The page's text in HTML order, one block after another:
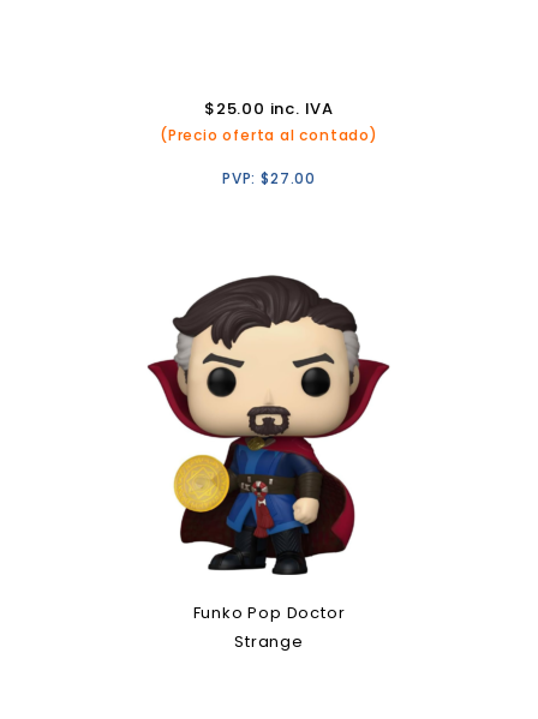
$25.00 inc. IVA
(Precio oferta al contado)
PVP:$27.00
Funko Pop Doctor
Strange